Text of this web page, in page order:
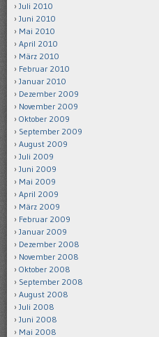
Juli 2010
Juni 2010
Mai 2010
April 2010
März 2010
Februar 2010
Januar 2010
Dezember 2009
November 2009
Oktober 2009
September 2009
August 2009
Juli 2009
Juni 2009
Mai 2009
April 2009
März 2009
Februar 2009
Januar 2009
Dezember 2008
November 2008
Oktober 2008
September 2008
August 2008
Juli 2008
Juni 2008
Mai 2008